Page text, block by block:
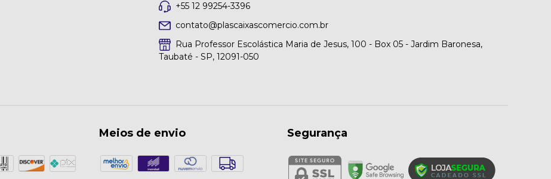
+55 12 99254-3396
contato@plascaixascomercio.com.br
Rua Professor Escolástica Maria de Jesus, 100 - Box 05 - Jardim Baronesa,
Taubaté - SP, 12091-050
Meios de envio Segurança